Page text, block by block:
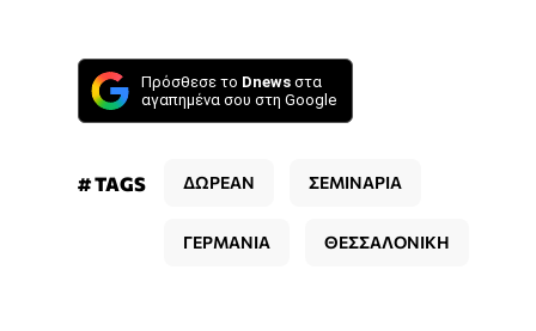
Πρόσθεσε το Dnews στα
αγαπημένα σου στη Google
# TAGS ΔΩΡΕΑΝ ΣΕΜΙΝΑΡΙΑ
ΓΕΡΜΑΝΙΑ ΘΕΣΣΑΛΟΝΙΚΗ